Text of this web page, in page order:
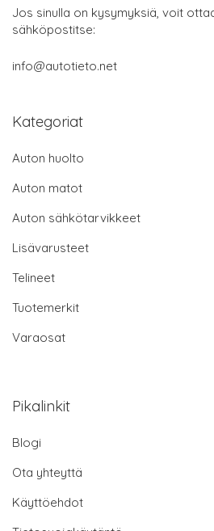
Jos sinulla on kysymyksiä, voit
sähköpostitse:
info@autotieto.net
Kategoriat
Auton huolto
Auton matot
Auton sähkötarvikkeet
Lisävarusteet
Telineet
Tuotemerkit
Varaosat
Pikalinkit
Blogi
Ota yhteyttä
Käyttöehdot